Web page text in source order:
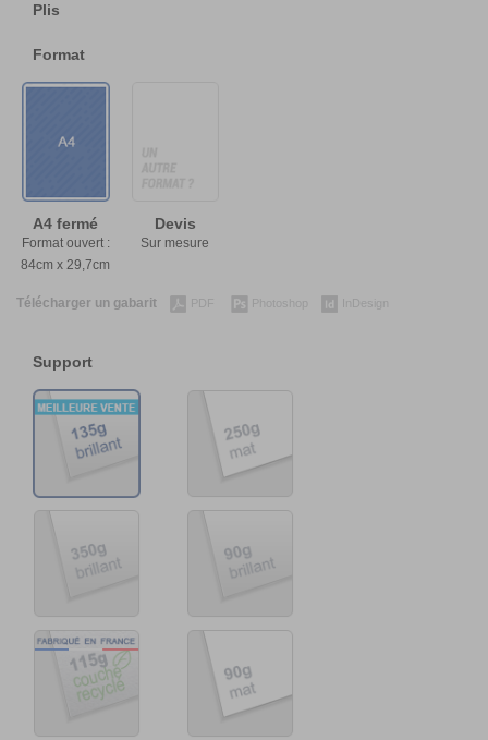
Plis
Format
A4 fermé
Format ouvert :
84cm x 29,7cm
Devis
Sur mesure
Télécharger un gabarit PDF Photoshop InDesign
Support